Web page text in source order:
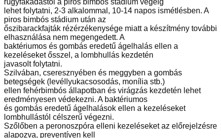
rügyfakadástól a piros bimbós stádium végéig
lehet folytatni, 2-3 alkalommal, 10-14 napos ismétlésben. A
piros bimbós stádium után az
őszibarackfajták rézérzékenysége miatt a készítmény további
elhasználása nem megengedett. A
baktériumos és gombás eredetű ágelhalás ellen a
kezeléseket ősszel, a lombhullás kezdetén
javasolt folytatni.
Szilvában, cseresznyében és meggyben a gombás
betegségek (levéllyukacsosodás, monília stb.)
ellen fehérbimbós állapotban és virágzás kezdetén lehet
eredményesen védekezni. A baktériumos
és gombás eredetű ágelhalások ellen a kezeléseket
lombhullástól célszerű végezni.
Szőlőben a peronoszpóra elleni kezeléseket az előrejelzésre
alapozva, preventíven kell